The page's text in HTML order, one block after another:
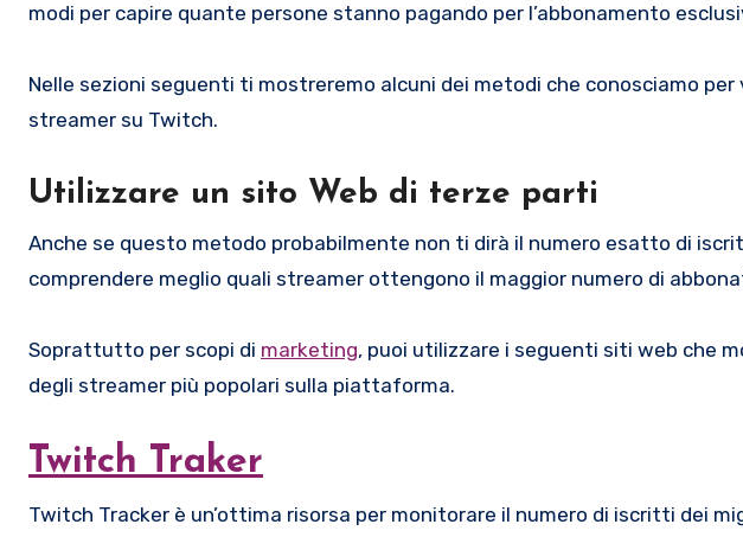
modi per capire quante persone stanno pagando per l’abbonamento
Nelle sezioni seguenti ti mostreremo alcuni dei metodi che conosciamo
streamer su Twitch.
Utilizzare un sito Web di terze parti
Anche se questo metodo probabilmente non ti dirà il numero esatto di
comprendere meglio quali streamer ottengono il maggior numero di
Soprattutto per scopi di marketing, puoi utilizzare i seguenti siti web che
degli streamer più popolari sulla piattaforma.
Twitch Traker
Twitch Tracker è un’ottima risorsa per monitorare il numero di iscritti dei